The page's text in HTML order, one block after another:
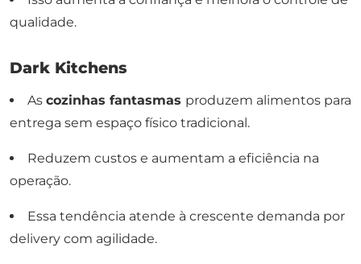
qualidade.
Dark Kitchens
As cozinhas fantasmas produzem alimentos para
entrega sem espaço físico tradicional.
Reduzem custos e aumentam a eficiência na
operação.
Essa tendência atende à crescente demanda por
delivery com agilidade.